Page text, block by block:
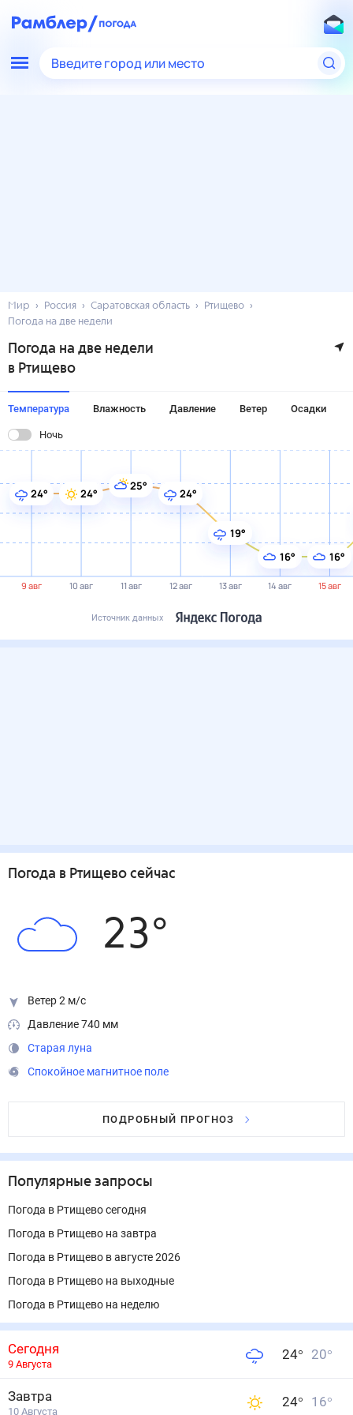
Введите город или место
Мир Россия Саратовская область
Ртищево
Погода на две недели
Погода на две недели
в Ртищево
Температура Влажность Давление Ветер Осадки
Ночь
9 авг 10 авг 11 авг 12 авг 13 авг 14 авг 15 авг
24° 24°
25°
24°
19°
16°
16°
Источник данных
Погода в Ртищево сейчас
23°
Ветер 2 м/с
Давление 740 мм
Старая луна
Спокойное магнитное поле
ПОДРОБНЫЙ ПРОГНОЗ
Популярные запросы
Погода в Ртищево сегодня
Погода в Ртищево на завтра
Погода в Ртищево в августе 2026
Погода в Ртищево на выходные
Погода в Ртищево на неделю
Сегодня
9 Августа
24° 20°
Завтра
10 Августа
24° 16°